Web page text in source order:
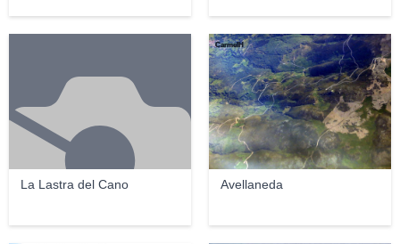
La Lastra del Cano Avellaneda
CarmelH